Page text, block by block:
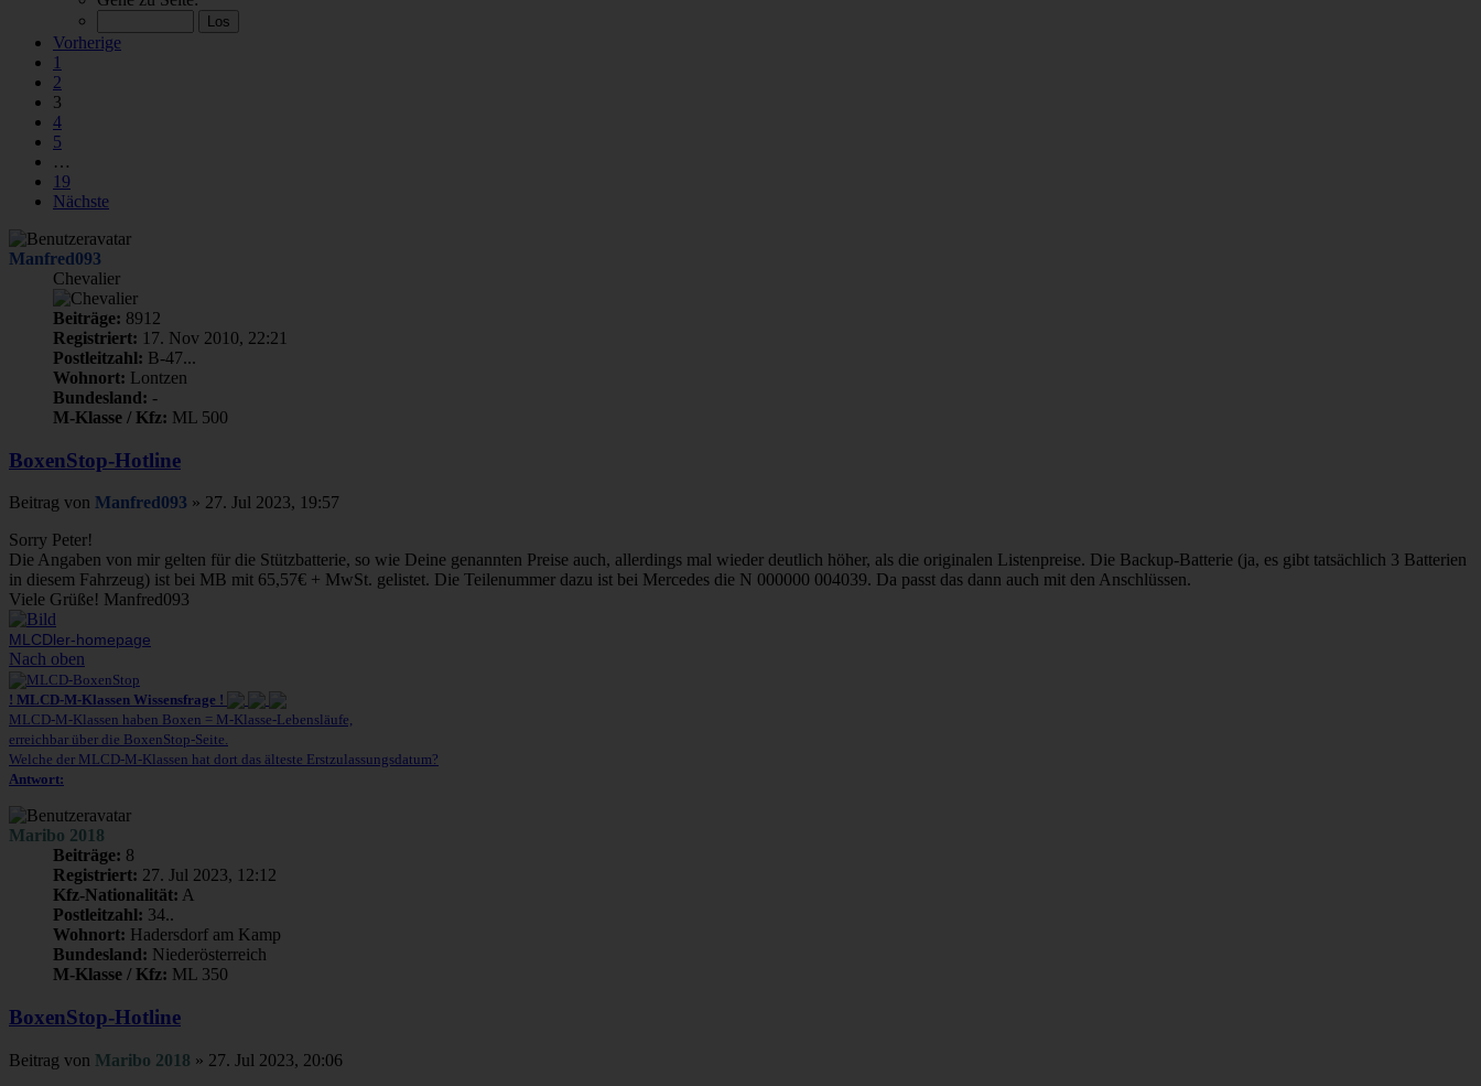
Vorherige
1
2
3
4
5
…
19
Nächste
Manfred093
Chevalier
Beiträge: 8912
Registriert: 17. Nov 2010, 22:21
Postleitzahl: B-47...
Wohnort: Lontzen
Bundesland: -
M-Klasse / Kfz: ML 500
BoxenStop-Hotline
Beitrag von Manfred093 » 27. Jul 2023, 19:57
Sorry Peter!
Die Angaben von mir gelten für die Stützbatterie, so wie Deine genannten Preise auch, allerdings mal wieder deutlich höher, als die originalen Listenpreise. Die Backup-Batterie (ja, es gibt tatsächlich 3 Batterien
in diesem Fahrzeug) ist bei MB mit 65,57€ + MwSt. gelistet. Die Teilenummer dazu ist bei Mercedes die N 000000 004039. Da passt das dann auch mit den Anschlüssen.
Viele Grüße! Manfred093
MLCDler-homepage
Nach oben
! MLCD-M-Klassen Wissensfrage !
MLCD-M-Klassen haben Boxen = M-Klasse-Lebensläufe,
erreichbar über die BoxenStop-Seite.
Welche der MLCD-M-Klassen hat dort das älteste Erstzulassungsdatum?
Antwort:
Maribo 2018
Beiträge: 8
Registriert: 27. Jul 2023, 12:12
Kfz-Nationalität: A
Postleitzahl: 34..
Wohnort: Hadersdorf am Kamp
Bundesland: Niederösterreich
M-Klasse / Kfz: ML 350
BoxenStop-Hotline
Beitrag von Maribo 2018 » 27. Jul 2023, 20:06